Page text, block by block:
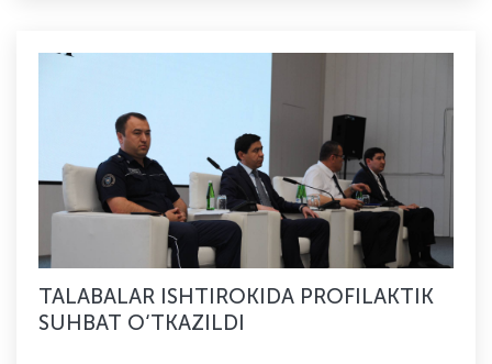
TALABALAR ISHTIROKIDA PROFILAKTIK
SUHBAT O‘TKAZILDI